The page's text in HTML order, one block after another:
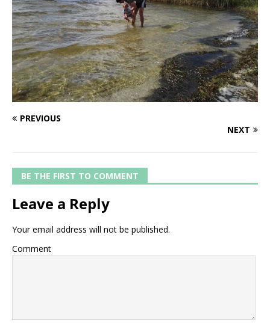
PREVIOUS
NEXT
BE THE FIRST TO COMMENT
Leave a Reply
Your email address will not be published.
Comment